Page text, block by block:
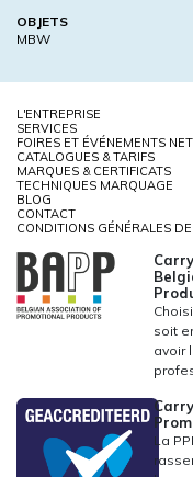
OBJETS
MBW
L'ENTREPRISE
SERVICES
FOIRES ET ÉVÉNEMENTS
CATALOGUES & TARIFS
MARQUES & CERTIFICATS
TECHNIQUES MARQUAGE
BLOG
CONTACT
CONDITIONS GÉNÉRALES
soit
avoir
La